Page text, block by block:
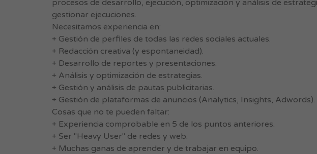
procesos de desarrollo, ejecución, optimización y análisis de
gestionar ejecuciones.
Necesitamos experiencia en:
+ Gestión de perfiles de todas las redes sociales actuales.
+ Redacción creativa (y espontaneidad).
+ Desarrollo de reportes y presentaciones.
+ Análisis y optimización de estrategias.
+ Gestión y análisis de pautas publicitarias.
+ Gestión de plataformas de anuncios (Analytics, Insights, Adwords).
Cosas que no te pueden faltar:
+ Experiencia comprobable en 5 de los puntos anteriores.
+ Ser "Heavy User" de redes y web.
+ Muchas ganas de aprender y de trabajar en equipo.